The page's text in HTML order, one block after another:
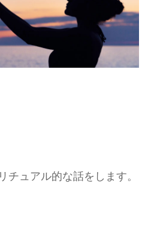
チュアル的な話をします。